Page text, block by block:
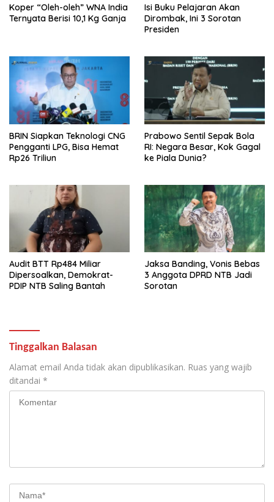
Koper “Oleh-oleh” WNA India
Ternyata Berisi 10,1 Kg Ganja
Isi Buku Pelajaran Akan
Dirombak, Ini 3 Sorotan
Presiden
BRIN Siapkan Teknologi CNG
Pengganti LPG, Bisa Hemat
Rp26 Triliun
Prabowo Sentil Sepak Bola
RI: Negara Besar, Kok Gagal
ke Piala Dunia?
Audit BTT Rp484 Miliar
Dipersoalkan, Demokrat-
PDIP NTB Saling Bantah
Jaksa Banding, Vonis Bebas
3 Anggota DPRD NTB Jadi
Sorotan
Tinggalkan Balasan
Alamat email Anda tidak akan dipublikasikan. Ruas yang wajib
ditandai *